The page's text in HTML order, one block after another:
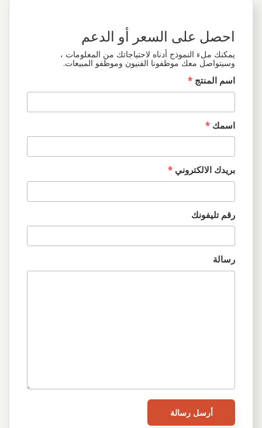
احصل على السعر أو الدعم
يمكنك ملء النموذج أدناه لاحتياجاتك من المعلومات ،
وسيتواصل معك موظفونا الفنيون وموظفو المبيعات.
اسم المنتج *
اسمك *
بريدك الالكتروني *
رقم تليفونك
رسالة